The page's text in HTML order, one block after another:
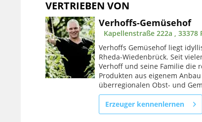
VERTRIEBEN VON
Verhoffs-Gemüsehof
Kapellenstraße 222a , 33378
Verhoffs Gemüsehof liegt
Rheda-Wiedenbrück. Seit
Verhoff und seine Familie die
Produkten aus eigenem
überregionalen Obst- und
Erzeuger kennenlernen